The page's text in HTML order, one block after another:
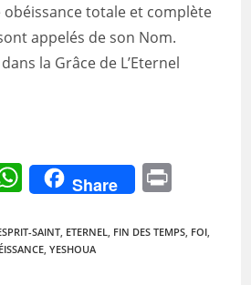
totale et complète
appelés de son Nom.
la Grâce de L’Eternel
W
h
at
s
Share
t
SAINT ETERNEL FIN DES TEMPS FOI
YESHOUA